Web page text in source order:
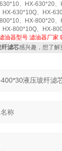
、HX-630*20
630*10Q、HX-
、HX-800*20
800*10Q、HX-
油器型号 滤油器厂家
滤芯感兴趣，想了解